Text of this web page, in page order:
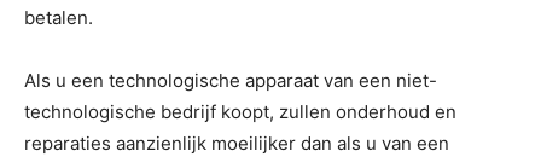
betalen.
Als u een technologische apparaat van een niet-
technologische bedrijf koopt, zullen onderhoud en
reparaties aanzienlijk moeilijker dan als u van een